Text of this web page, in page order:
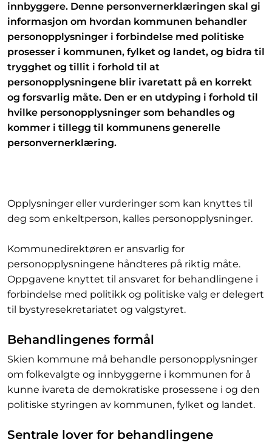
innbyggere. Denne personvernerklæringen skal gi
informasjon om hvordan kommunen behandler
personopplysninger i forbindelse med politiske
prosesser i kommunen, fylket og landet, og bidra til
trygghet og tillit i forhold til at
personopplysningene blir ivaretatt på en korrekt
og forsvarlig måte. Den er en utdyping i forhold til
hvilke personopplysninger som behandles og
kommer i tillegg til kommunens generelle
personvernerklæring.
Opplysninger eller vurderinger som kan knyttes til
deg som enkeltperson, kalles personopplysninger.
Kommunedirektøren er ansvarlig for
personopplysningene håndteres på riktig måte.
Oppgavene knyttet til ansvaret for behandlingene i
forbindelse med politikk og politiske valg er delegert
til bystyresekretariatet og valgstyret.
Behandlingenes formål
Skien kommune må behandle personopplysninger
om folkevalgte og innbyggerne i kommunen for å
kunne ivareta de demokratiske prosessene i og den
politiske styringen av kommunen, fylket og landet.
Sentrale lover for behandlingene